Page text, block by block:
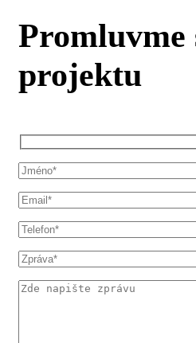
Promluvme
projektu